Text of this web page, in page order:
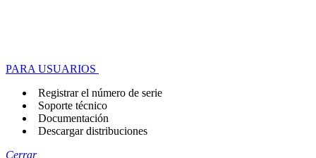
PARA USUARIOS
Registrar el número de serie
Soporte técnico
Documentación
Descargar distribuciones
Cerrar